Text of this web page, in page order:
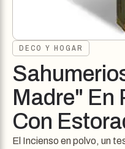
DECO Y HOGAR
Madre" En
Con
El Incienso en polvo, un